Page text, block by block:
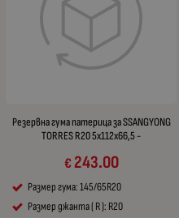
Резервна гума патерица за SSANGYONG
TORRES R20 5x112x66,5 -
243.00
€
Размер гума: 145/65R20
Размер джанта ( R ): R20